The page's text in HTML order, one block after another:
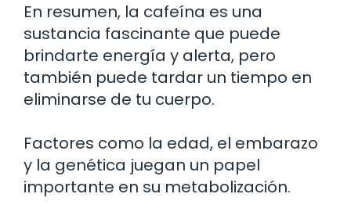
En resumen, la cafeína es una
sustancia fascinante que puede
brindarte energía y alerta, pero
también puede tardar un tiempo en
eliminarse de tu cuerpo.
Factores como la edad, el embarazo
y la genética juegan un papel
importante en su metabolización.